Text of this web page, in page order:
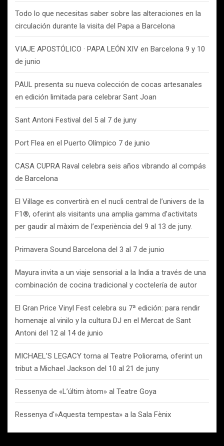
Todo lo que necesitas saber sobre las alteraciones en la
circulación durante la visita del Papa a Barcelona
VIAJE APOSTÓLICO · PAPA LEÓN XIV en Barcelona 9 y 10
de junio
PAUL presenta su nueva colección de cocas artesanales
en edición limitada para celebrar Sant Joan
Sant Antoni Festival del 5 al 7 de juny
Port Flea en el Puerto Olímpico 7 de junio
CASA CUPRA Raval celebra seis años vibrando al compás
de Barcelona
El Village es convertirà en el nucli central de l’univers de la
F1®, oferint als visitants una amplia gamma d’activitats
per gaudir al màxim de l’experiència del 9 al 13 de juny.
Primavera Sound Barcelona del 3 al 7 de junio
Mayura invita a un viaje sensorial a la India a través de una
combinación de cocina tradicional y coctelería de autor
El Gran Price Vinyl Fest celebra su 7ª edición: para rendir
homenaje al vinilo y la cultura DJ en el Mercat de Sant
Antoni del 12 al 14 de junio
MICHAEL’S LEGACY torna al Teatre Poliorama, oferint un
tribut a Michael Jackson del 10 al 21 de juny
Ressenya de «L’últim àtom» al Teatre Goya
Ressenya d'»Aquesta tempesta» a la Sala Fènix